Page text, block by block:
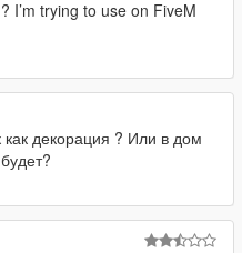
I’m trying to use on FiveM
как декорация ? Или в дом